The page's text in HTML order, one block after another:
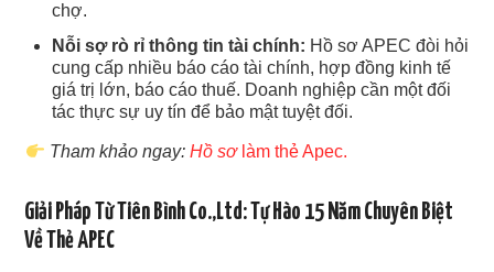
chợ.
Nỗi sợ rò rỉ thông tin tài chính: Hồ sơ APEC đòi hỏi
cung cấp nhiều báo cáo tài chính, hợp đồng kinh tế
giá trị lớn, báo cáo thuế. Doanh nghiệp cần một đối
tác thực sự uy tín để bảo mật tuyệt đối.
Tham khảo ngay: Hồ sơ làm thẻ Apec.
Giải Pháp Từ Tiên Bình Co.,Ltd: Tự Hào 15 Năm Chuyên Biệt
Về Thẻ APEC